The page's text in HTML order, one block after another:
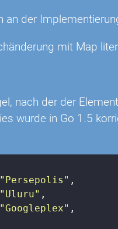
an der
mit Map
nach der der
wurde in Go 1.5
"Persepolis" ,
"Uluru" ,
"Googleplex" ,